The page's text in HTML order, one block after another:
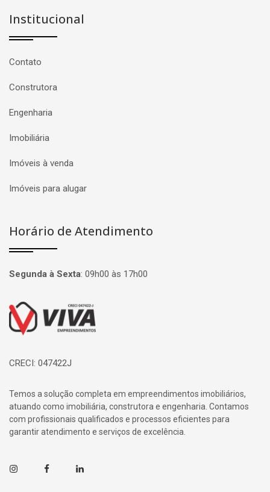
Institucional
Contato
Construtora
Engenharia
Imobiliária
Imóveis à venda
Imóveis para alugar
Horário de Atendimento
Segunda à Sexta: 09h00 às 17h00
Página inicial
CRECI: 047422J
Temos a solução completa em empreendimentos imobiliários,
atuando como imobiliária, construtora e engenharia. Contamos
com profissionais qualificados e processos eficientes para
garantir atendimento e serviços de excelência.
InstagramFacebookLinkedin